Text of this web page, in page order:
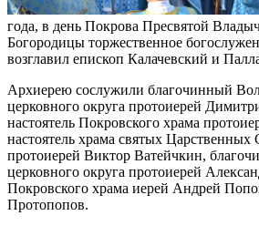
года, в день Покрова Пресвятой
Богородицы торжественное
возглавил епископ Калачевский и
Архиерею сослужили благочинный
церковного округа протоиерей
настоятель Покровского храма
настоятель храма святых Царственных
протоиерей Виктор Ватейчкин,
церковного округа протоиерей
Покровского храма иерей Андрей
Протопопов.